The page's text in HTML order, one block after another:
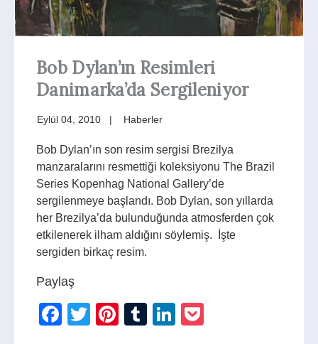
Bob Dylan’ın Resimleri
Danimarka’da Sergileniyor
Eylül 04, 2010 Haberler
Bob Dylan’ın son resim sergisi Brezilya
manzaralarını resmettiği koleksiyonu The Brazil
Series Kopenhag National Gallery’de
sergilenmeye başlandı. Bob Dylan, son yıllarda
her Brezilya’da bulunduğunda atmosferden çok
etkilenerek ilham aldığını söylemiş. İşte
sergiden birkaç resim.
Paylaş
Facebook
TwitterPinterest
TumblrLinkedIn